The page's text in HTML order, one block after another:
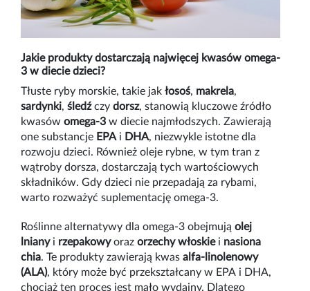
Jakie produkty dostarczają najwięcej kwasów omega-
3 w diecie dzieci?
Tłuste ryby morskie, takie jak łosoś, makrela,
sardynki, śledźczy dorsz, stanowią kluczowe źródło
kwasów omega-3 w diecie najmłodszych. Zawierają
one substancje EPAi DHA, niezwykle istotne dla
rozwoju dzieci. Również oleje rybne, w tym tran z
wątroby dorsza, dostarczają tych wartościowych
składników. Gdy dzieci nie przepadają za rybami,
warto rozważyć suplementację omega-3.
Roślinne alternatywy dla omega-3 obejmują olej
lnianyi rzepakowyoraz orzechy włoskiei nasiona
chia. Te produkty zawierają kwas alfa-linolenowy
(ALA), który może być przekształcany w EPA i DHA,
chociaż ten proces jest mało wydajny. Dlatego